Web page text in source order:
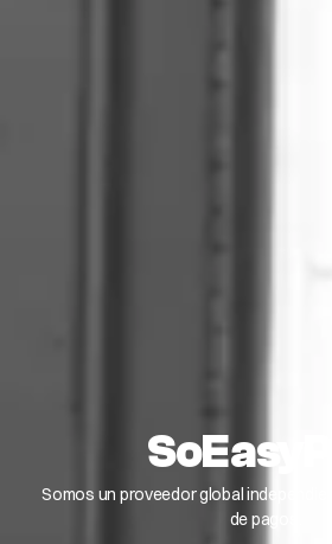
Somos un proveedor global
de pagos.